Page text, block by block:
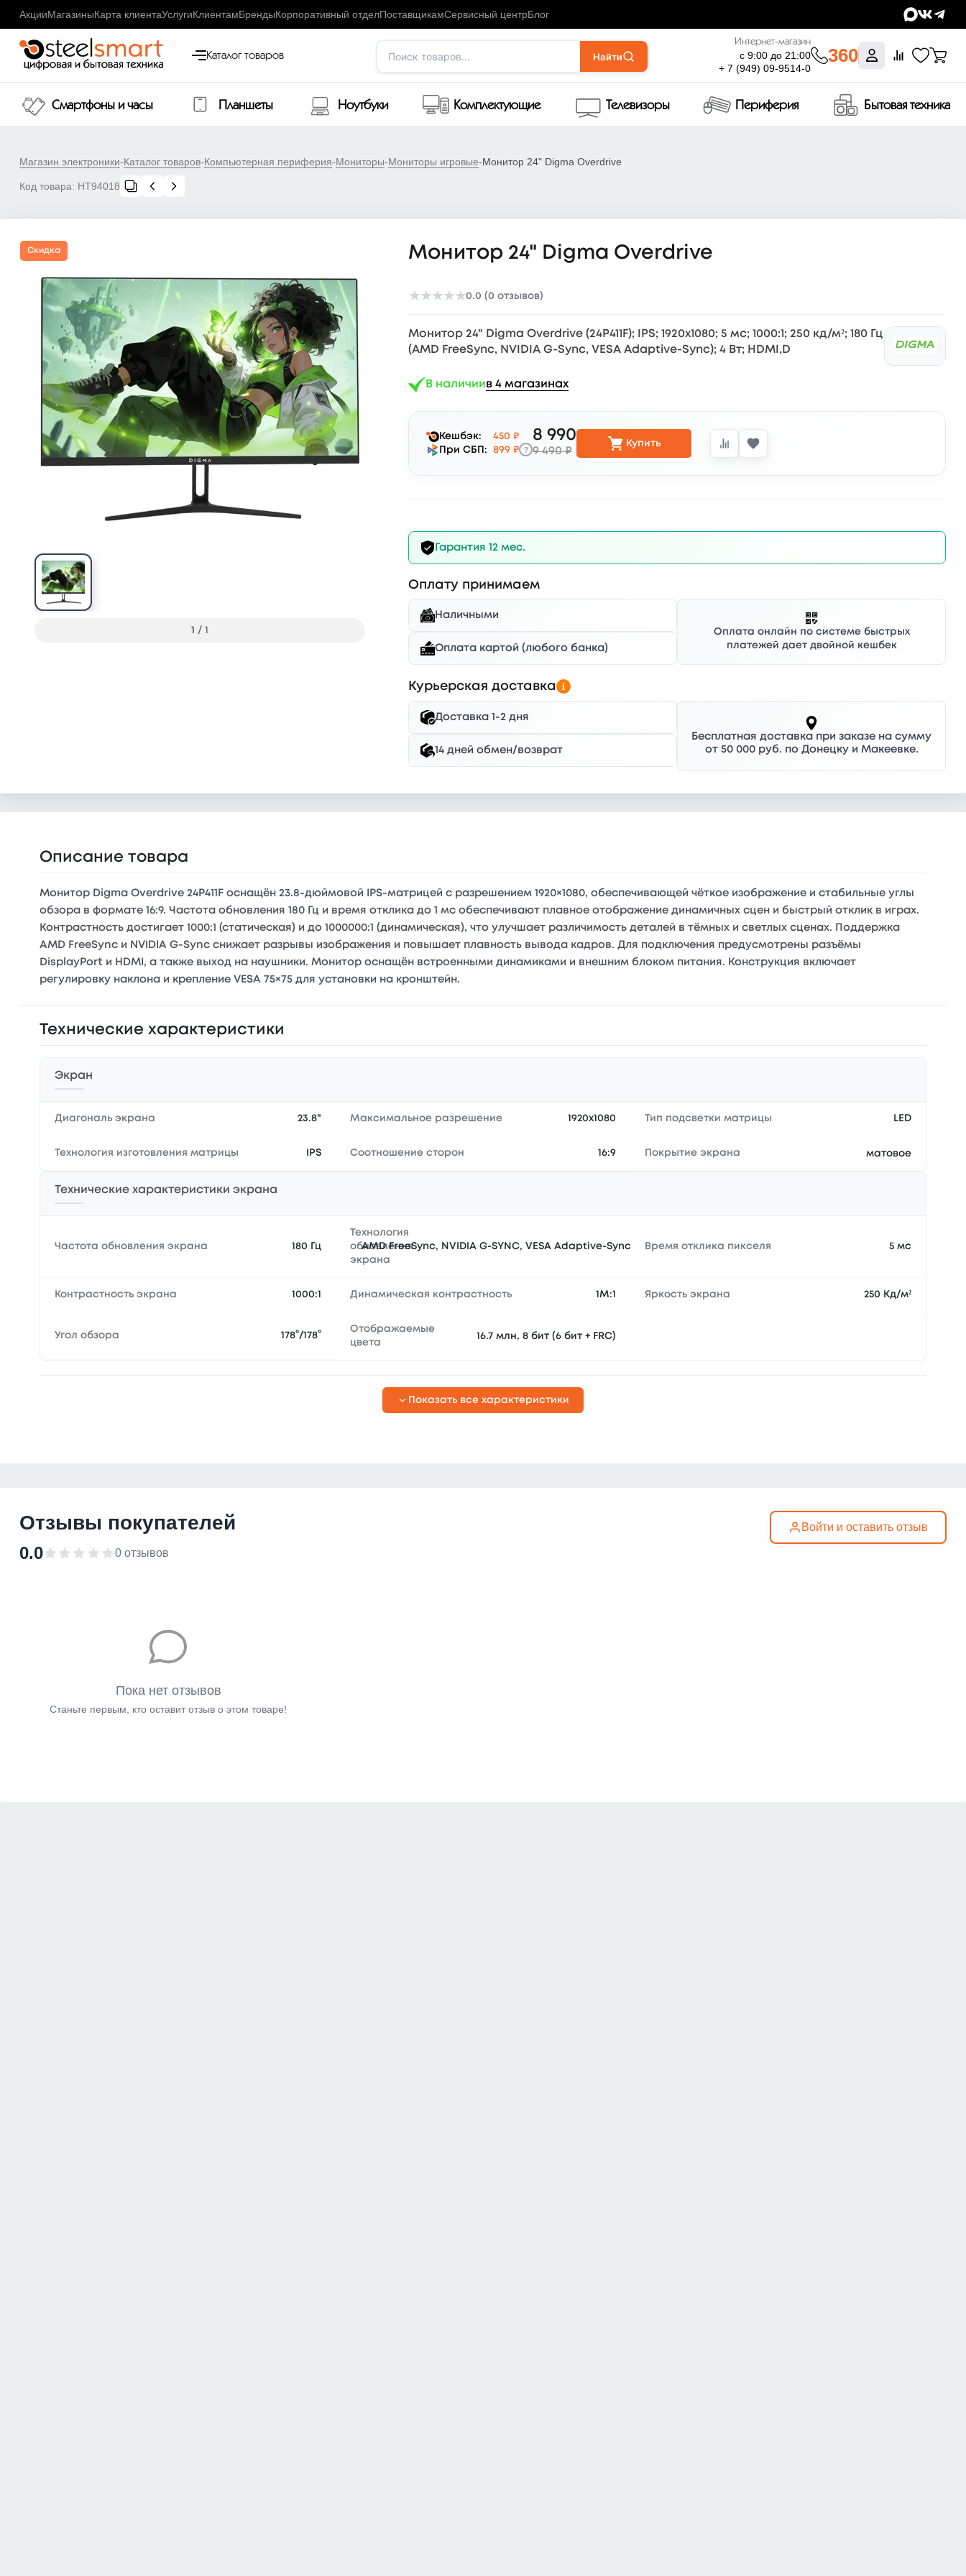
АкцииМагазиныКарта клиентаУслугиКлиентамБрендыКорпоративный отделПоставщикамСервисный центрБлог
Каталог товаров Поиск товаров... Найти
Интернет-магазин
с 9:00 до 21:00
+ 7 (949) 09-9514-0
360
Смартфоны и часы Планшеты Ноутбуки Комплектующие Телевизоры Периферия Бытовая техника
Магазин электроники-Каталог товаров-Компьютерная периферия-Мониторы-Мониторы игровые-Монитор 24" Digma Overdrive
Код товара: НТ94018
Скидка
1 / 1
Монитор 24" Digma Overdrive
★★★★★0.0 (0 отзывов)
Монитор 24" Digma Overdrive (24P411F); IPS; 1920x1080; 5 мс; 1000:1; 250 кд/м²; 180 Гц
(AMD FreeSync, NVIDIA G-Sync, VESA Adaptive-Sync); 4 Вт; HDMI,D
В наличиив 4 магазинах
Кешбэк:
450 ₽
При СБП:
899 ₽ ?
8 990
9 490 ₽
Купить
Гарантия 12 мес.
Оплату принимаем
Наличными
Оплата картой (любого банка)
Оплата онлайн по системе быстрых
платежей дает двойной кешбек
Курьерская доставка
Доставка 1-2 дня
14 дней обмен/возврат
Бесплатная доставка при заказе на сумму
от 50 000 руб. по Донецку и Макеевке.
Описание товара
Монитор Digma Overdrive 24P411F оснащён 23.8-дюймовой IPS-матрицей с разрешением 1920×1080, обеспечивающей чёткое изображение и стабильные углы
обзора в формате 16:9. Частота обновления 180 Гц и время отклика до 1 мс обеспечивают плавное отображение динамичных сцен и быстрый отклик в играх.
Контрастность достигает 1000:1 (статическая) и до 1000000:1 (динамическая), что улучшает различимость деталей в тёмных и светлых сценах. Поддержка
AMD FreeSync и NVIDIA G-Sync снижает разрывы изображения и повышает плавность вывода кадров. Для подключения предусмотрены разъёмы
DisplayPort и HDMI, а также выход на наушники. Монитор оснащён встроенными динамиками и внешним блоком питания. Конструкция включает
регулировку наклона и крепление VESA 75×75 для установки на кронштейн.
Технические характеристики
Экран
Диагональ экрана 23.8" Максимальное разрешение 1920x1080 Тип подсветки матрицы LED
Технология изготовления матрицы IPS Соотношение сторон 16:9 Покрытие экрана матовое
Технические характеристики экрана
Частота обновления экрана 180 Гц
Технология
обновления
экрана
AMD FreeSync, NVIDIA G-SYNC, VESA Adaptive-Sync Время отклика пикселя 5 мс
Контрастность экрана 1000:1 Динамическая контрастность 1М:1 Яркость экрана 250 Кд/м²
Угол обзора 178°/178°
Отображаемые
цвета
16.7 млн, 8 бит (6 бит + FRC)
Показать все характеристики
Отзывы покупателей
0.0 0 отзывов
Войти и оставить отзыв
Пока нет отзывов
Станьте первым, кто оставит отзыв о этом товаре!